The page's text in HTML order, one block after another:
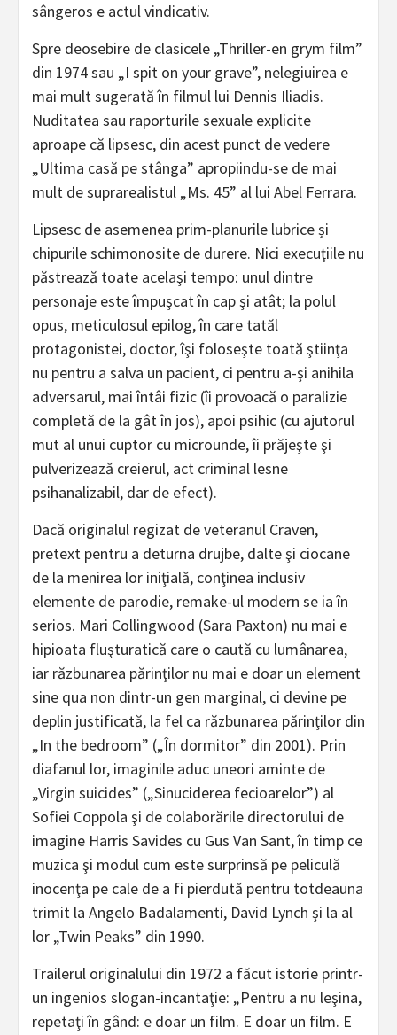
sângeros e actul vindicativ.
Spre deosebire de clasicele „Thriller-en grym film”
din 1974 sau „I spit on your grave”, nelegiuirea e
mai mult sugerată în filmul lui Dennis Iliadis.
Nuditatea sau raporturile sexuale explicite
aproape că lipsesc, din acest punct de vedere
„Ultima casă pe stânga” apropiindu-se de mai
mult de suprarealistul „Ms. 45” al lui Abel Ferrara.
Lipsesc de asemenea prim-planurile lubrice și
chipurile schimonosite de durere. Nici execuţiile nu
păstrează toate acelaşi tempo: unul dintre
personaje este împuşcat în cap şi atât; la polul
opus, meticulosul epilog, în care tatăl
protagonistei, doctor, îşi foloseşte toată ştiinţa
nu pentru a salva un pacient, ci pentru a-şi anihila
adversarul, mai întâi fizic (îi provoacă o paralizie
completă de la gât în jos), apoi psihic (cu ajutorul
mut al unui cuptor cu microunde, îi prăjeşte şi
pulverizează creierul, act criminal lesne
psihanalizabil, dar de efect).
Dacă originalul regizat de veteranul Craven,
pretext pentru a deturna drujbe, dalte şi ciocane
de la menirea lor iniţială, conţinea inclusiv
elemente de parodie, remake-ul modern se ia în
serios. Mari Collingwood (Sara Paxton) nu mai e
hipioata fluşturatică care o caută cu lumânarea,
iar răzbunarea părinţilor nu mai e doar un element
sine qua non dintr-un gen marginal, ci devine pe
deplin justificată, la fel ca răzbunarea părinţilor din
„In the bedroom” („În dormitor” din 2001). Prin
diafanul lor, imaginile aduc uneori aminte de
„Virgin suicides” („Sinuciderea fecioarelor”) al
Sofiei Coppola şi de colaborările directorului de
imagine Harris Savides cu Gus Van Sant, în timp ce
muzica şi modul cum este surprinsă pe peliculă
inocenţa pe cale de a fi pierdută pentru totdeauna
trimit la Angelo Badalamenti, David Lynch şi la al
lor „Twin Peaks” din 1990.
Trailerul originalului din 1972 a făcut istorie printr-
un ingenios slogan-incantaţie: „Pentru a nu leşina,
repetaţi în gând: e doar un film. E doar un film. E